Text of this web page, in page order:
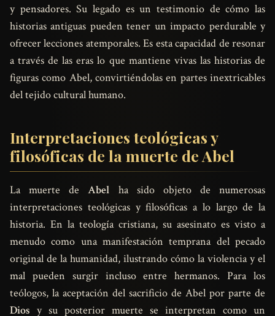
y pensadores. Su legado es un testimonio de cómo las
historias antiguas pueden tener un impacto perdurable y
ofrecer lecciones atemporales. Es esta capacidad de resonar
a través de las eras lo que mantiene vivas las historias de
figuras como Abel, convirtiéndolas en partes inextricables
del tejido cultural humano.
Interpretaciones teológicas y
filosóficas de la muerte de Abel
La muerte deAbel ha sido objeto de numerosas
interpretaciones teológicas y filosóficas a lo largo de la
historia. En la teología cristiana, su asesinato es visto a
menudo como una manifestación temprana del pecado
original de la humanidad, ilustrando cómo la violencia y el
mal pueden surgir incluso entre hermanos. Para los
teólogos, la aceptación del sacrificio de Abel por parte de
Dios y su posterior muerte se interpretan como un